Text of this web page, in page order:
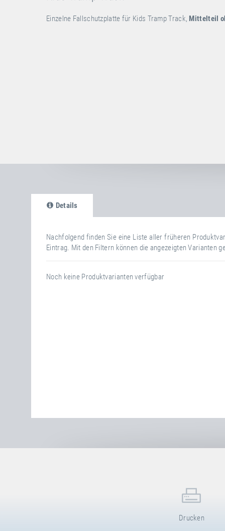
Einzelne Fallschutzplatte für Kids Tramp Track, Mittelteil
Details
Nachfolgend finden Sie eine Liste aller früheren
Eintrag. Mit den Filtern können die angezeigten Varianten
Noch keine Produktvarianten verfügbar
Drucken